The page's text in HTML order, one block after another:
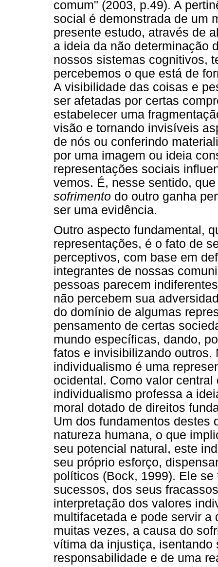
comum" (2003, p.49). A
social é demonstrada de um
presente estudo, através de
a ideia da não determinação
nossos sistemas cognitivos,
percebemos o que está de
A visibilidade das coisas e
ser afetadas por certas
estabelecer uma
visão e tornando invisíveis
de nós ou conferindo
por uma imagem ou ideia
representações sociais
vemos. É, nesse sentido,
sofrimento do outro ganha
ser uma evidência.
Outro aspecto fundamental,
representações, é o fato de
perceptivos, com base em
integrantes de nossas
pessoas parecem
não percebem sua
do domínio de algumas
pensamento de certas
mundo específicas, dando,
fatos e invisibilizando outros.
individualismo é uma
ocidental. Como valor
individualismo professa a
moral dotado de direitos
Um dos fundamentos destes
natureza humana, o que
seu potencial natural, este
seu próprio esforço,
políticos (Bock, 1999). Ele
sucessos, dos seus
interpretação dos valores
multifacetada e pode servir
muitas vezes, a causa do
vítima da injustiça, isentando
responsabilidade e de uma